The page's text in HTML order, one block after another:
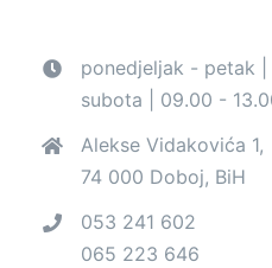
ponedjeljak - petak |
subota | 09.00 -
Alekse Vidakovića 1,
74 000 Doboj, BiH
053 241 602
065 223 646